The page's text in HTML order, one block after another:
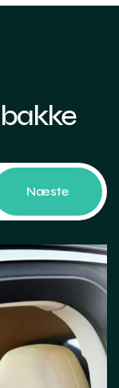
Næste